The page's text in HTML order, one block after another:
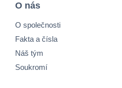
O nás
O společnosti
Fakta a čísla
Náš tým
Soukromí